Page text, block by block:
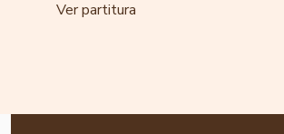
Ver partitura